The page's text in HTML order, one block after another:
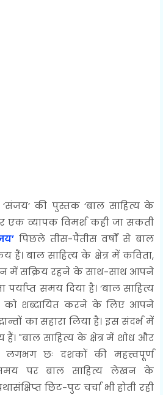
की पुस्तक ‘बाल साहित्य के
एक व्यापक विमर्श कही जा सकती
पिछले तीस-पैंतीस वर्षों से बाल
हैं। बाल साहित्य के क्षेत्र में कविता,
में सक्रिय रहने के साथ-साथ आपने
समय दिया है। ‘बाल साहित्य
को शब्दायित करने के लिए आपने
का सहारा लिया है। इस संदर्भ में
"बाल साहित्य के क्षेत्र में शोध और
छः दशकों की महत्त्वपूर्ण
समय पर बाल साहित्य लेखन के
छिट-पुट चर्चा भी होती रही